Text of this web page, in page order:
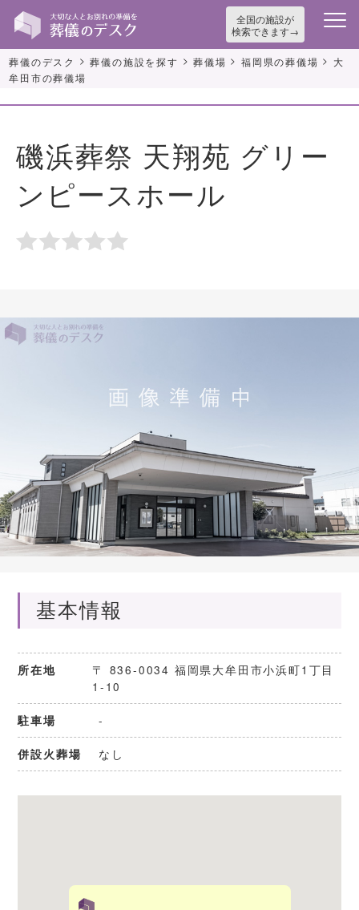
全国の施設が
検索できます
葬儀のデスク >葬儀の施設を探す >葬儀場 >福岡県の葬儀場 > 大
牟田市の葬儀場
磯浜葬祭 天翔苑 グリー
ンピースホール
基本情報
所在地
〒 836-0034 福岡県大牟田市小浜町1丁目
1-10
駐車場 -
併設火葬場 なし